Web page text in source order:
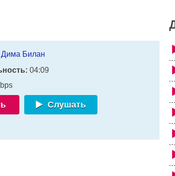
Дима Билан
04:09
Слушать